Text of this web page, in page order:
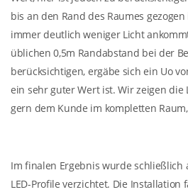
bis an den Rand des Raumes
immer deutlich weniger Licht
üblichen 0,5m Randabstand bei der
berücksichtigen, ergäbe sich ein Uo
ein sehr guter Wert ist. Wir zeigen
gern dem Kunde im kompletten
Im finalen Ergebnis wurde schließlich
LED-Profile verzichtet. Die